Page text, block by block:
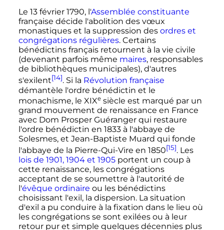
Le 13 février 1790, l'Assemblée constituante
française décide l'abolition des vœux
monastiques et la suppression des ordres et
congrégations régulières. Certains
bénédictins français retournent à la vie civile
(devenant parfois même maires, responsables
de bibliothèques municipales), d'autres
s'exilent[14]. Si la Révolution française
démantèle l'ordre bénédictin et le
monachisme, le XIXe siècle est marqué par un
grand mouvement de renaissance en France
avec Dom Prosper Guéranger qui restaure
l'ordre bénédictin en 1833 à l'abbaye de
Solesmes, et Jean-Baptiste Muard qui fonde
l'abbaye de la Pierre-Qui-Vire en 1850[15]. Les
lois de 1901, 1904 et 1905portent un coup à
cette renaissance, les congrégations
acceptant de se soumettre à l'autorité de
l'évêque ordinaire ou les bénédictins
choisissant l'exil, la dispersion. La situation
d'exil a pu conduire à la fixation dans le lieu où
les congrégations se sont exilées ou à leur
retour pur et simple quelques décennies plus